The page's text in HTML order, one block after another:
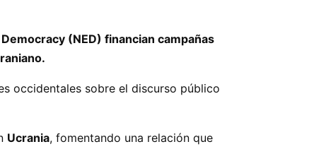
(NED) financian campañas
occidentales sobre el discurso público
Ucrania, fomentando una relación que